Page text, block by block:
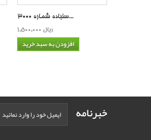
سنباده شماره 3000...
1,500,000 ریال
افزودن به سبد خرید
خبرنامه